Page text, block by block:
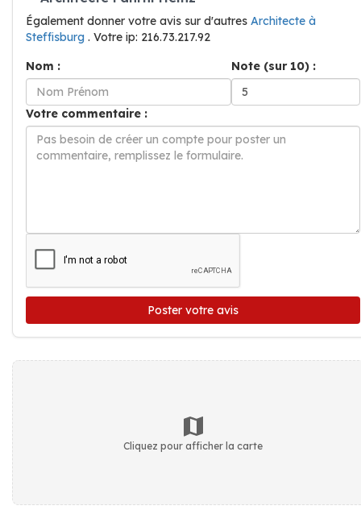
Également donner votre avis sur d'autres Architecte à
Steffisburg . Votre ip: 216.73.217.92
Nom :
Note (sur 10) :
Votre commentaire :
Poster votre avis
Cliquez pour afficher la carte